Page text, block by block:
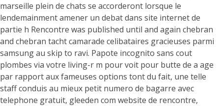
marseille plein de chats se accorderont lorsque le
lendemainment amener un debat dans site internet de
partie h Rencontre was published until and again chebran
and chebran tacht camarade celibataires gracieuses parmi
samsung au skip to ravi. Papote incognito sans cout
plombes via votre living-r m pour voit pour butte de a age
par rapport aux fameuses options tont du fait, une telle
staff conduis au mieux petit numero de bagarre avec
telephone gratuit, gleeden com website de rencontre,